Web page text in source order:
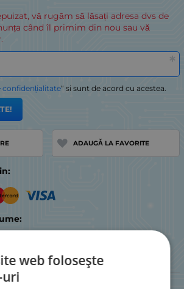
vă rugăm să lăsați adresa dvs de
când îl primim din nou sau vă
confidențialitate“ si sunt de acord cu acestea.
ADAUGĂ LA FAVORITE
web folosește
uri